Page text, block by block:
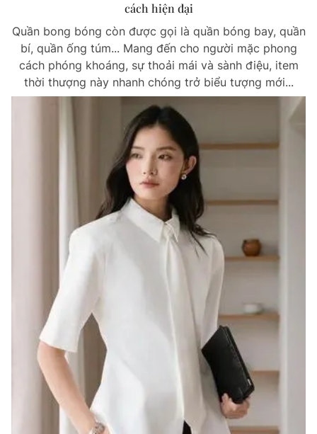
cách hiện đại
Quần bong bóng còn được gọi là quần bóng bay, quần
bí, quần ống túm... Mang đến cho người mặc phong
cách phóng khoáng, sự thoải mái và sành điệu, item
thời thượng này nhanh chóng trở biểu tượng mới...